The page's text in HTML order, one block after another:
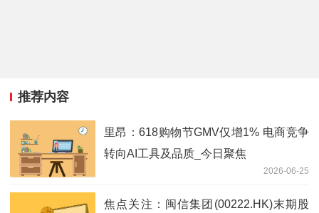
推荐内容
里昂：618购物节GMV仅增1% 电商竞争
转向AI工具及品质_今日聚焦
2026-06-25
焦点关注：闽信集团(00222.HK)末期股